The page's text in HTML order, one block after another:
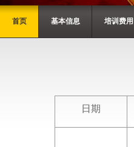
首页 基本信息 培训费用
日期